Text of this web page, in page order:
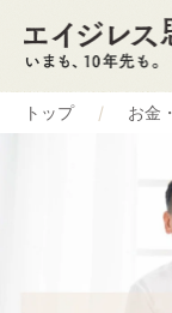
トップ お金